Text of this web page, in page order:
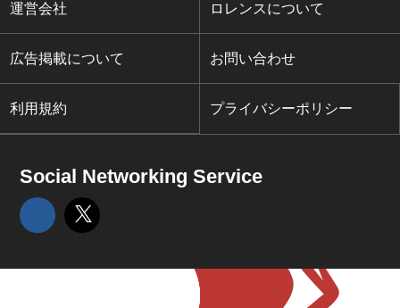
運営会社 ロレンスについて
広告掲載について お問い合わせ
利用規約 プライバシーポリシー
Social Networking Service